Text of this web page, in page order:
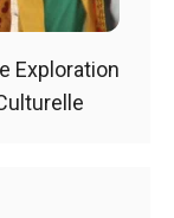
Exploration